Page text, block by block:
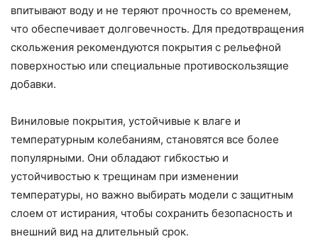
впитывают воду и не теряют прочность со временем,
что обеспечивает долговечность. Для предотвращения
скольжения рекомендуются покрытия с рельефной
поверхностью или специальные противоскользящие
добавки.
Виниловые покрытия, устойчивые к влаге и
температурным колебаниям, становятся все более
популярными. Они обладают гибкостью и
устойчивостью к трещинам при изменении
температуры, но важно выбирать модели с защитным
слоем от истирания, чтобы сохранить безопасность и
внешний вид на длительный срок.